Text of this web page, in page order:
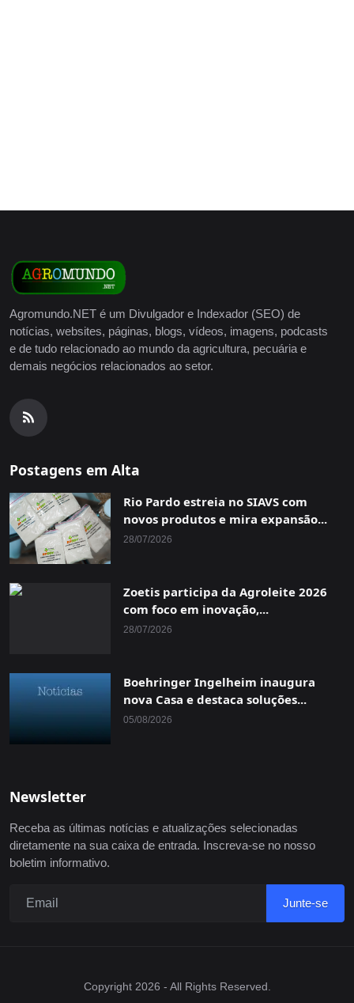
Agromundo.NET é um Divulgador e Indexador (SEO) de
notícias, websites, páginas, blogs, vídeos, imagens, podcasts
e de tudo relacionado ao mundo da agricultura, pecuária e
demais negócios relacionados ao setor.
Postagens em Alta
Rio Pardo estreia no SIAVS com
novos produtos e mira expansão...
28/07/2026
Zoetis participa da Agroleite 2026
com foco em inovação,...
28/07/2026
Boehringer Ingelheim inaugura
nova Casa e destaca soluções...
05/08/2026
Newsletter
Receba as últimas notícias e atualizações selecionadas
diretamente na sua caixa de entrada. Inscreva-se no nosso
boletim informativo.
Junte-se
Copyright 2026 - All Rights Reserved.